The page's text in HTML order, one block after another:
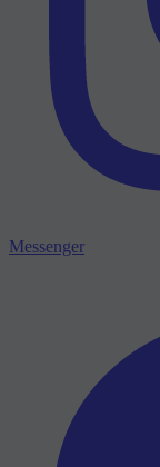
Messenger